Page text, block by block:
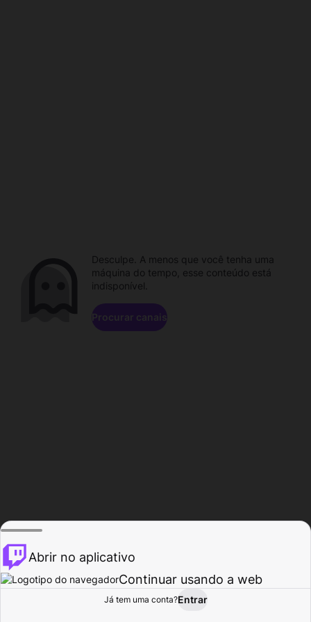
Procurar Atividade
Desculpe. A menos que você tenha uma
máquina do tempo, esse conteúdo está
indisponível.
Procurar canais
Abrir no aplicativo
Continuar usando a web
Já tem uma conta?Entrar